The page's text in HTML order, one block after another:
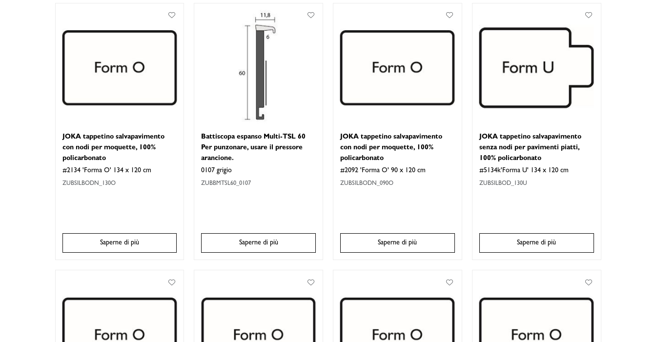
JOKA tappetino salvapavimento
con nodi per moquette, 100%
policarbonato
#2134 'Forma O' 134 x 120 cm
ZUBSILBODN_130O
Saperne di più
Battiscopa espanso Multi-TSL 60
Per punzonare, usare il pressore
arancione.
0107 grigio
ZUBBMTSL60_0107
Saperne di più
JOKA tappetino salvapavimento
con nodi per moquette, 100%
policarbonato
#2092 'Forma O' 90 x 120 cm
ZUBSILBODN_090O
Saperne di più
JOKA tappetino salvapavimento
senza nodi per pavimenti piatti,
100% policarbonato
#5134k'Forma U' 134 x 120 cm
ZUBSILBOD_130U
Saperne di più